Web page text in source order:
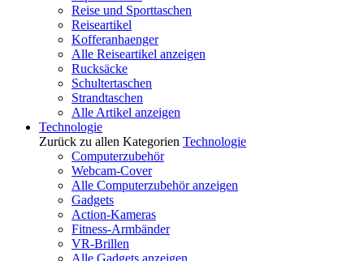
Reise und Sporttaschen
Reiseartikel
Kofferanhaenger
Alle Reiseartikel anzeigen
Rucksäcke
Schultertaschen
Strandtaschen
Alle Artikel anzeigen
Technologie
Zurück zu allen Kategorien Technologie
Computerzubehör
Webcam-Cover
Alle Computerzubehör anzeigen
Gadgets
Action-Kameras
Fitness-Armbänder
VR-Brillen
Alle Gadgets anzeigen